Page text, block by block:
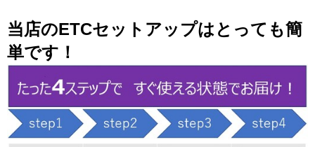
当店のETCセットアップはとっても簡
単です！